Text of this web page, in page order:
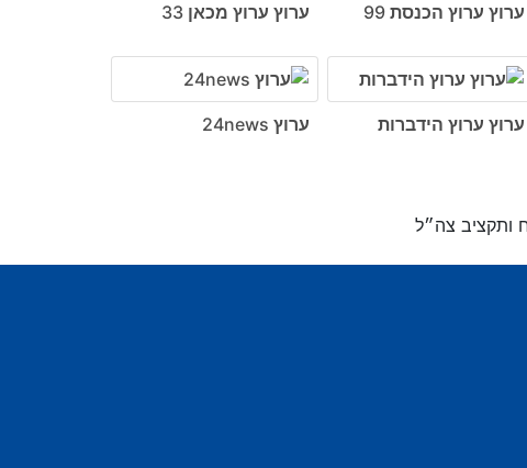
ערוץ ערוץ הכנסת 99 ערוץ ערוץ מכאן 33
ערוץ ערוץ הידברות ערוץ 24news